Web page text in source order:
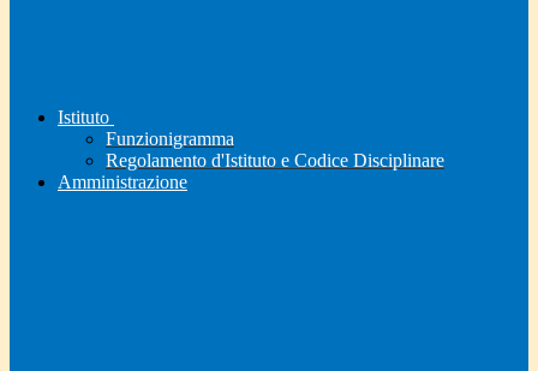
Istituto
Funzionigramma
Regolamento d'Istituto e Codice Disciplinare
Amministrazione